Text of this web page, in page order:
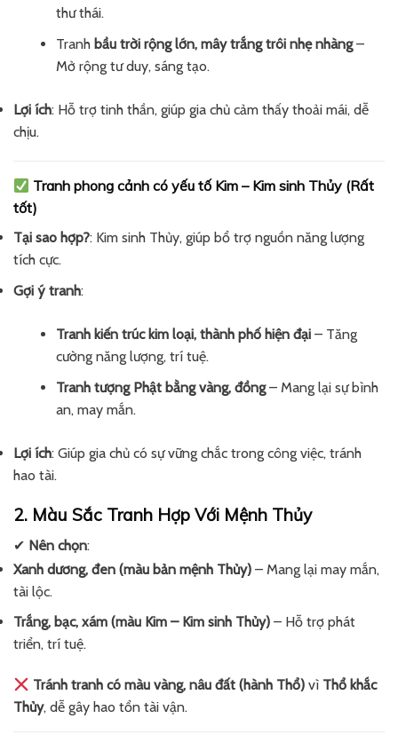
thư thái.
Tranh bầu trời rộng lớn, mây trắng trôi nhẹ nhàng–
Mở rộng tư duy, sáng tạo.
Lợi ích: Hỗ trợ tinh thần, giúp gia chủ cảm thấy thoải mái, dễ
chịu.
Tranh phong cảnh có yếu tố Kim – Kim sinh Thủy (Rất
tốt)
Tại sao hợp?: Kim sinh Thủy, giúp bổ trợ nguồn năng lượng
tích cực.
Gợi ý tranh:
Tranh kiến trúc kim loại, thành phố hiện đại – Tăng
cường năng lượng, trí tuệ.
Tranh tượng Phật bằng vàng, đồng– Mang lại sự bình
an, may mắn.
Lợi ích: Giúp gia chủ có sự vững chắc trong công việc, tránh
hao tài.
2. Màu Sắc Tranh Hợp Với Mệnh Thủy
✔ Nên chọn:
Xanh dương, đen (màu bản mệnh Thủy) – Mang lại may mắn,
tài lộc.
Trắng, bạc, xám (màu Kim – Kim sinh Thủy) – Hỗ trợ phát
triển, trí tuệ.
Tránh tranh có màu vàng, nâu đất (hành Thổ) vì Thổ khắc
Thủy, dễ gây hao tổn tài vận.